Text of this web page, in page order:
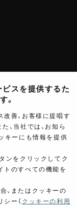
ビスを提供するた
。
改善、お客様に提唱す
、当社では、お知ら
キーにも情報を提供
ンをクリックしてク
トのすべての機能を
、またはクッキーの
ー（ クッキーの利用